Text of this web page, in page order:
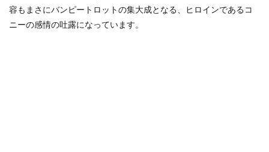
容もまさにバンピートロットの集大成となる、ヒロインであるコ
ニーの感情の吐露になっています。